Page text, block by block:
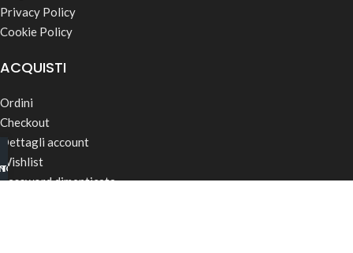
Privacy Policy
Cookie Policy
ACQUISTI
Ordini
Checkout
Dettagli account
Wishlist
Password dimenticata
B2B